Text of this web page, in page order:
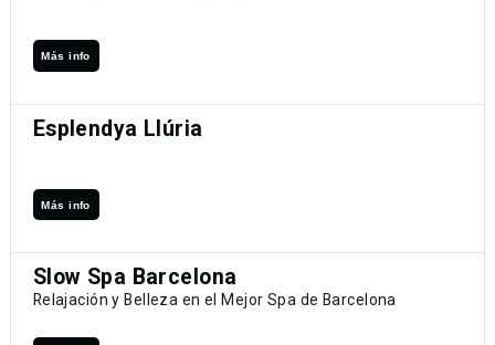
Más info
Esplendya Llúria
Más info
Slow Spa Barcelona
Relajación y Belleza en el Mejor Spa de Barcelona